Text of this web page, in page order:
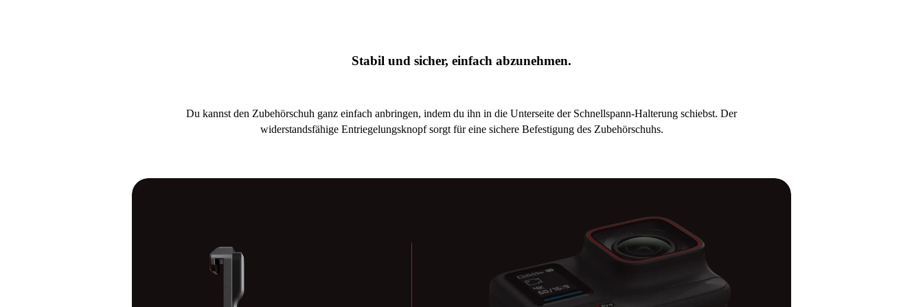
Stabil und sicher, einfach abzunehmen.
Du kannst den Zubehörschuh ganz einfach anbringen, indem du ihn in die Unterseite der Schnellspann-Halterung schiebst. Der
widerstandsfähige Entriegelungsknopf sorgt für eine sichere Befestigung des Zubehörschuhs.